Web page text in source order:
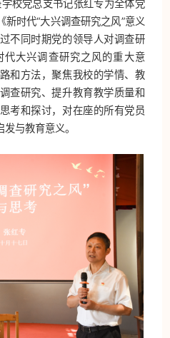
校党总支书记张红专为全体党
时代“大兴调查研究之风”意义
不同时期党的领导人对调查研
大兴调查研究之风的重大意
和方法，聚焦我校的学情、教
查研究、提升教育教学质量和
考和探讨，对在座的所有党员
与教育意义。